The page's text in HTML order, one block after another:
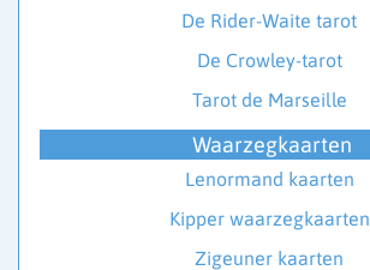
De Rider-Waite tarot
De Crowley-tarot
Tarot de Marseille
Waarzegkaarten
Lenormand kaarten
Kipper waarzegkaarten
Zigeuner kaarten